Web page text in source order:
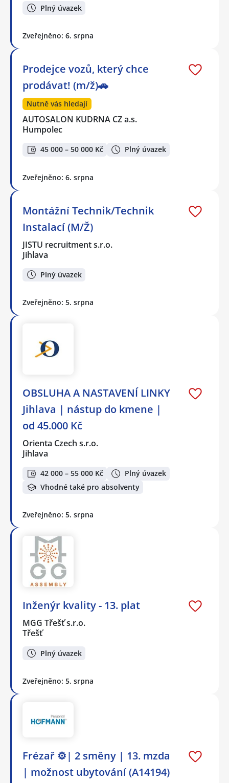
Plný úvazek
Zveřejněno: 6. srpna
Prodejce vozů, který chce
prodávat! (m/ž)🚗
Nutně vás hledají
AUTOSALON KUDRNA CZ a.s.
Humpolec
45 000 – 50 000 Kč Plný úvazek
Zveřejněno: 6. srpna
Montážní Technik/Technik
Instalací (M/Ž)
JISTU recruitment s.r.o.
Jihlava
Plný úvazek
Zveřejněno: 5. srpna
OBSLUHA A NASTAVENÍ LINKY
Jihlava | nástup do kmene |
od 45.000 Kč
Orienta Czech s.r.o.
Jihlava
42 000 – 55 000 Kč
Plný úvazek
Vhodné také pro absolventy
Zveřejněno: 5. srpna
Inženýr kvality - 13. plat
MGG Třešť s.r.o.
Třešť
Plný úvazek
Zveřejněno: 5. srpna
Frézař ⚙️| 2 směny | 13. mzda
| možnost ubytování (A14194)